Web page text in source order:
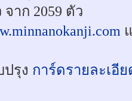
จาก 2059 ตัว
รุง การ์ดรายละเอี